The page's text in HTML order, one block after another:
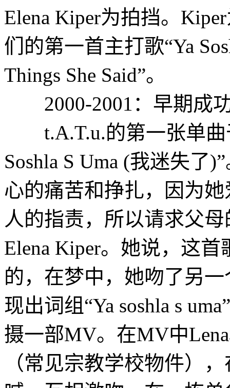
Elena Kiper为拍挡。
们的第一首主打歌“Ya
Things She Said”。
2000-2001：早期成
t.A.T.u.的第一张单曲
Soshla S Uma (我迷失了
心的痛苦和挣扎，因为
人的指责，所以请求父
Elena Kiper。她说，这
的，在梦中，她吻了另
现出词组“Ya soshla s
摄一部MV。在MV中
（常见宗教学校物件）